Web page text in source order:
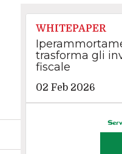
WHITEPAPER
trasforma gli
fiscale
02 Feb 2026